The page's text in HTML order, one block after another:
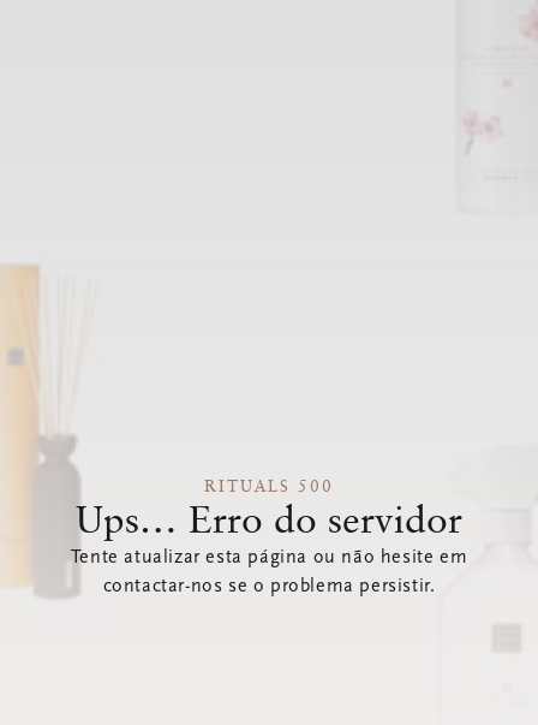
RITUALS 500
Ups… Erro do servidor
Tente atualizar esta página ou não hesite em
contactar-nos se o problema persistir.